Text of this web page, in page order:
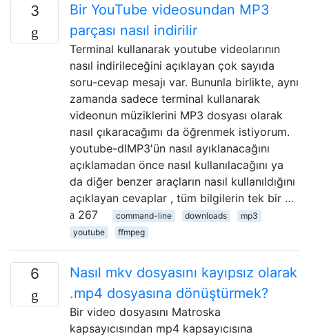
3
Bir YouTube videosundan MP3
parçası nasıl indirilir
Terminal kullanarak youtube videolarının
nasıl indirileceğini açıklayan çok sayıda
soru-cevap mesajı var. Bununla birlikte, aynı
zamanda sadece terminal kullanarak
videonun müziklerini MP3 dosyası olarak
nasıl çıkaracağımı da öğrenmek istiyorum.
youtube-dlMP3'ün nasıl ayıklanacağını
açıklamadan önce nasıl kullanılacağını ya
da diğer benzer araçların nasıl kullanıldığını
açıklayan cevaplar , tüm bilgilerin tek bir …
267
command-line downloads
mp3
youtube
ffmpeg
6
Nasıl mkv dosyasını kayıpsız olarak
.mp4 dosyasına dönüştürmek?
Bir video dosyasını Matroska
kapsayıcısından mp4 kapsayıcısına